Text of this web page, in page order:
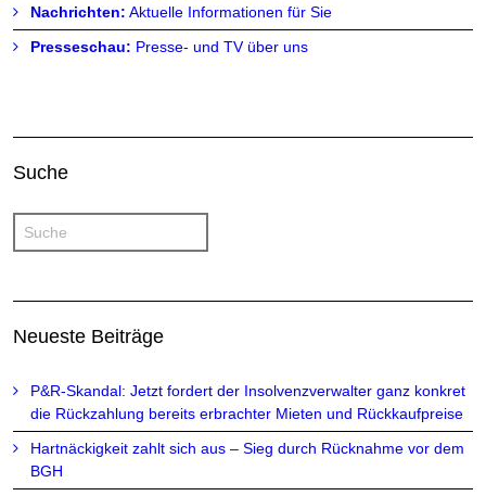
Nachrichten: Aktuelle Informationen für Sie
Presseschau: Presse- und TV über uns
Suche
Neueste Beiträge
P&R-Skandal: Jetzt fordert der Insolvenzverwalter ganz konkret
die Rückzahlung bereits erbrachter Mieten und Rückkaufpreise
Hartnäckigkeit zahlt sich aus – Sieg durch Rücknahme vor dem
BGH